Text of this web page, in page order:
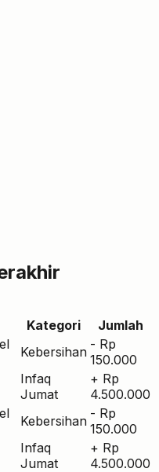
Kategori
Jumlah
Kebersihan - Rp
150.000
Infaq
Jumat
+ Rp
4.500.000
Kebersihan - Rp
150.000
Infaq
Jumat
+ Rp
4.500.000